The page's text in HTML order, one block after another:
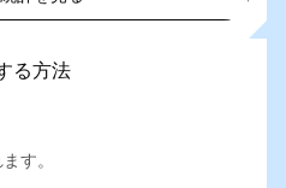
る方法
す。